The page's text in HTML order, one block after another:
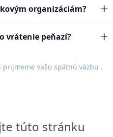
organizáciám?
vrátenie peňazí?
prijmeme vašu spätnú väzbu .
túto stránku